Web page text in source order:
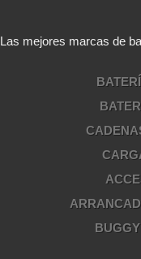
Las mejores marcas de